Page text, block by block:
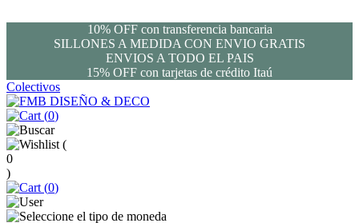
10% OFF con transferencia bancaria
SILLONES A MEDIDA CON ENVIO GRATIS
ENVIOS A TODO EL PAIS
15% OFF con tarjetas de crédito Itaú
Colectivos
(0)
(
0
)
(0)